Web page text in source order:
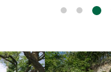
Image